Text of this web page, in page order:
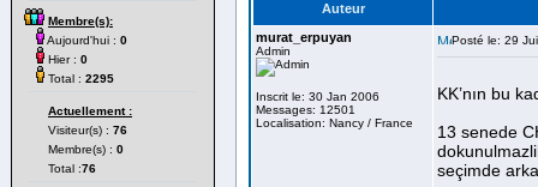
Membre(s):
Aujourd'hui : 0
Hier : 0
Total : 2295
Actuellement :
Visiteur(s) : 76
Membre(s) : 0
Total :76
Auteur
murat_erpuyan
Admin
Inscrit le: 30 Jan 2006
Messages: 12501
Localisation: Nancy / France
Posté le: 29
KK’nın bu
13 senede
seçimde